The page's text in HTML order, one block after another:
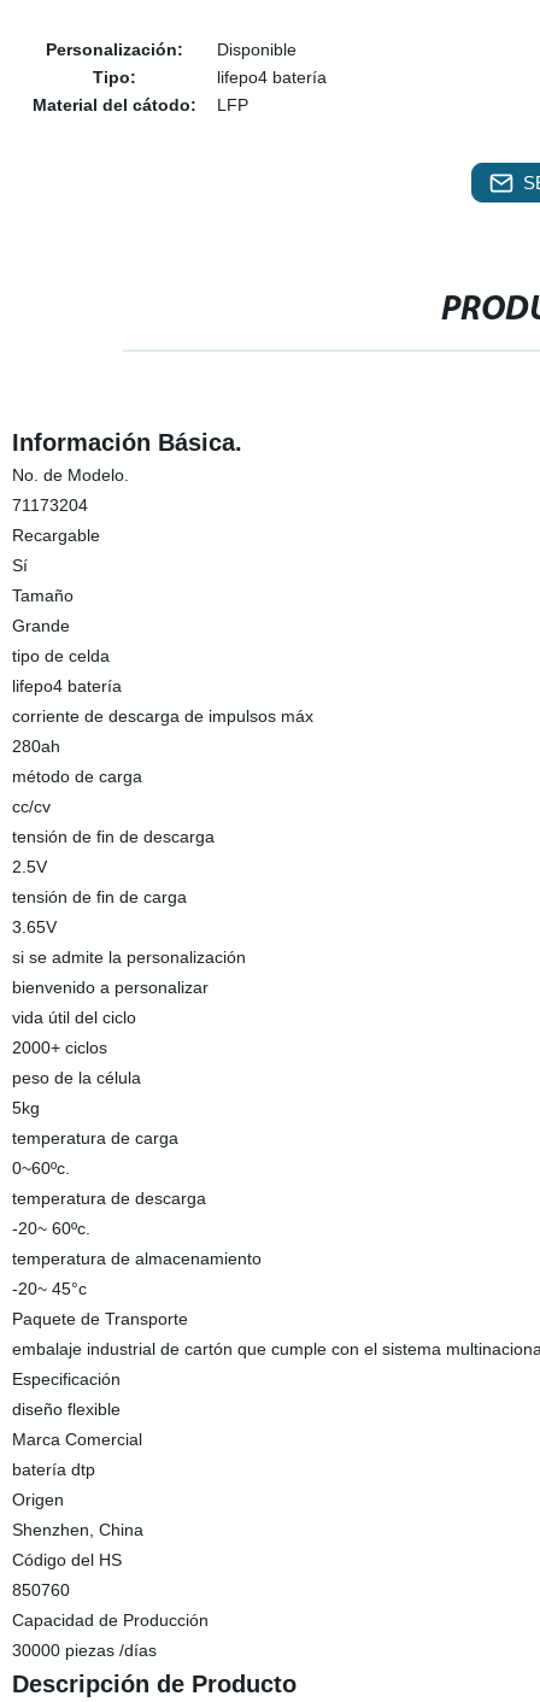
Personalización:
Disponible
Tipo:
lifepo4 batería
Material del cátodo:
LFP
Información Básica.
No. de Modelo.
71173204
Recargable
Sí
Tamaño
Grande
tipo de celda
lifepo4 batería
corriente de descarga de impulsos máx
280ah
método de carga
cc/cv
tensión de fin de descarga
2.5V
tensión de fin de carga
3.65V
si se admite la personalización
bienvenido a personalizar
vida útil del ciclo
2000+ ciclos
peso de la célula
5kg
temperatura de carga
0~60ºc.
temperatura de descarga
-20~ 60ºc.
temperatura de almacenamiento
-20~ 45°c
Paquete de Transporte
embalaje industrial de cartón que cumple con el sistema
Especificación
diseño flexible
Marca Comercial
batería dtp
Origen
Shenzhen, China
Código del HS
850760
Capacidad de Producción
30000 piezas /días
Descripción de Producto